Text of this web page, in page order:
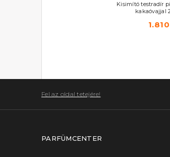
Kisimító testradír pisztáciával és
kakaóvajjal 250 ml
Fel az oldal tetejére!
PARFÜMCENTER